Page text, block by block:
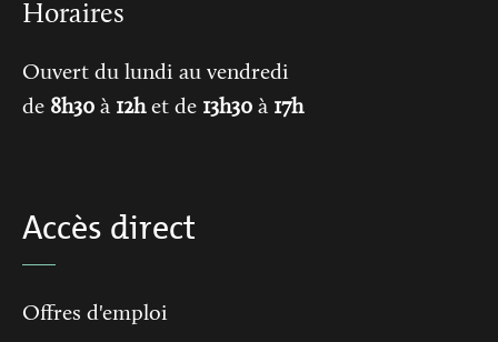
Horaires
Ouvert du lundi au vendredi
de 8h30 à 12het de 13h30 à 17h
Accès direct
Offres d'emploi